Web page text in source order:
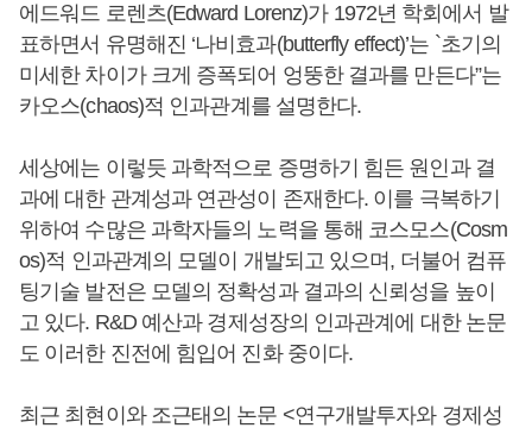
에드워드 로렌츠(Edward Lorenz)가 1972년 학회에서 발
표하면서 유명해진 ‘나비효과(butterfly effect)’는 `초기의
미세한 차이가 크게 증폭되어 엉뚱한 결과를 만든다”는
카오스(chaos)적 인과관계를 설명한다.
세상에는 이렇듯 과학적으로 증명하기 힘든 원인과 결
과에 대한 관계성과 연관성이 존재한다. 이를 극복하기
위하여 수많은 과학자들의 노력을 통해 코스모스(Cosm
os)적 인과관계의 모델이 개발되고 있으며, 더불어 컴퓨
팅기술 발전은 모델의 정확성과 결과의 신뢰성을 높이
고 있다. R&D 예산과 경제성장의 인과관계에 대한 논문
도 이러한 진전에 힘입어 진화 중이다.
최근 최현이와 조근태의 논문 <연구개발투자와 경제성